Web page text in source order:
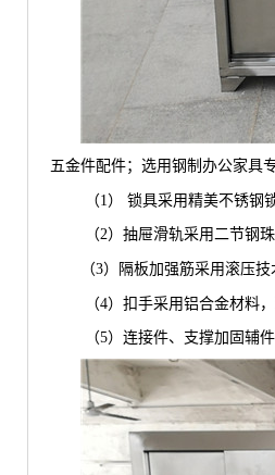
五金件配件；选用钢制办公家具
（1） 锁具采用精美不锈钢
（2）抽屉滑轨采用二节钢
（3）隔板加强筋采用滚压技
（4）扣手采用铝合金材料
（5）连接件、支撑加固辅